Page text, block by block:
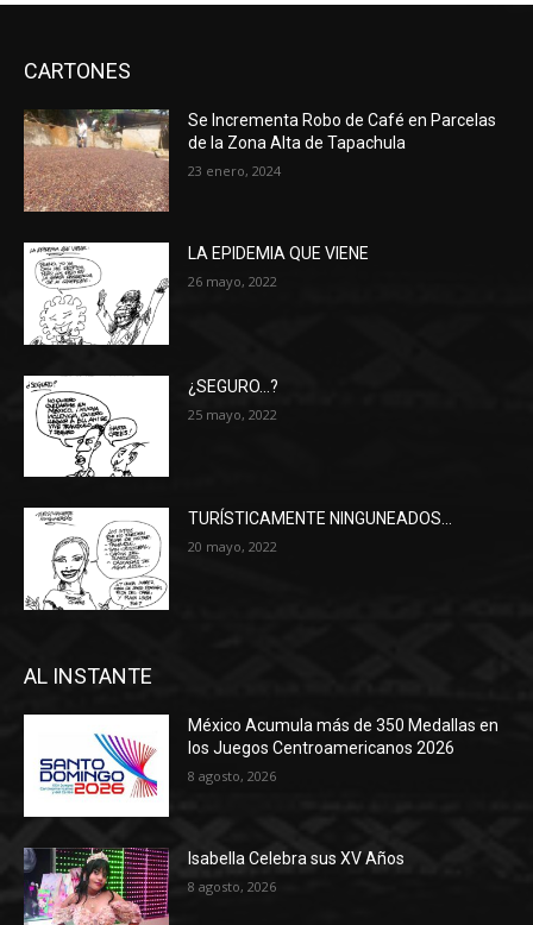
CARTONES
Se Incrementa Robo de Café en Parcelas
de la Zona Alta de Tapachula
23 enero, 2024
LA EPIDEMIA QUE VIENE
26 mayo, 2022
¿SEGURO…?
25 mayo, 2022
TURÍSTICAMENTE NINGUNEADOS…
20 mayo, 2022
AL INSTANTE
México Acumula más de 350 Medallas en
los Juegos Centroamericanos 2026
8 agosto, 2026
Isabella Celebra sus XV Años
8 agosto, 2026